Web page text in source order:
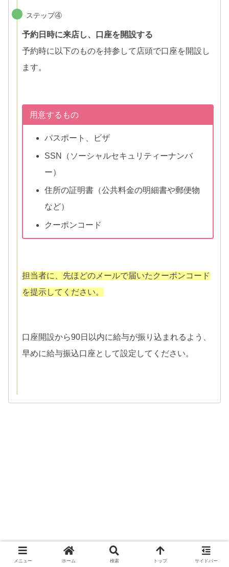
ステップ④
予約日時に来店し、口座を開設する
予約時に以下のものを持参して店頭で口座を開設し
ます。
用意するもの
パスポート、ビザ
SSN（ソーシャルセキュリティーナンバ
ー）
住所の証明書（公共料金の明細書や郵便物
など）
クーポンコード
担当者に、先ほどのメールで届いたクーポンコード
を提示してください。
口座開設から90日以内に給与が振り込まれるよう、
早めに給与振込口座として設定してください。
メニュー ホーム 検索 トップ サイドバー